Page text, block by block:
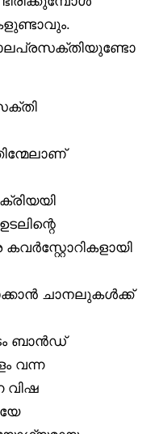
ചാനലുകൾക്ക്
ബാൻഡ്
വന്ന
വിഷ